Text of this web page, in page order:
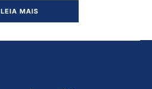
LEIA MAIS